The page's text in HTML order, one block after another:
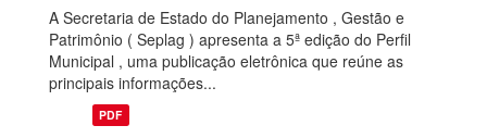
A Secretaria de Estado do Planejamento , Gestão e
Patrimônio ( Seplag ) apresenta a 5ª edição do Perfil
Municipal , uma publicação eletrônica que reúne as
principais informações...
PDF